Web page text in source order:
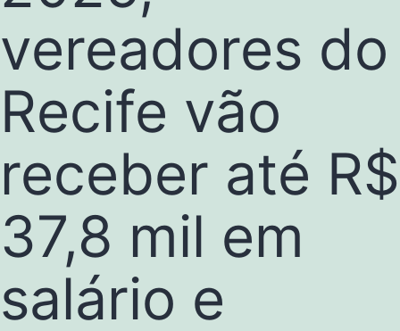
vereadores do
Recife vão
receber até R$
37,8 mil em
salário e